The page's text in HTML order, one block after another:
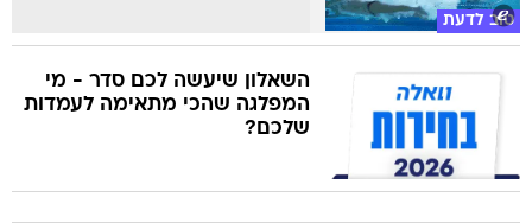
טוב לדעת
השאלון שיעשה לכם סדר - מי
המפלגה שהכי מתאימה לעמדות
שלכם?